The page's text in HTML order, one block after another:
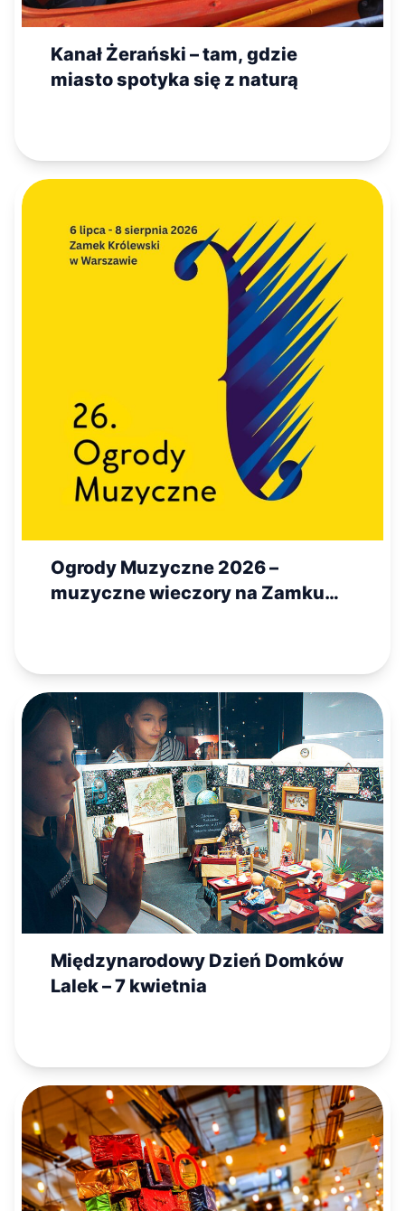
Kanał Żerański – tam, gdzie
miasto spotyka się z naturą
Ogrody Muzyczne 2026 –
muzyczne wieczory na Zamku
Międzynarodowy Dzień Domków
Lalek – 7 kwietnia